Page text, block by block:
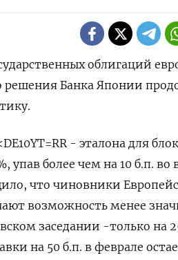
облигаций
решения Банка Японии
- эталона для
упав более чем на 10 б.п. во
что чиновники
возможность менее
заседании -только на
на 50 б.п. в феврале